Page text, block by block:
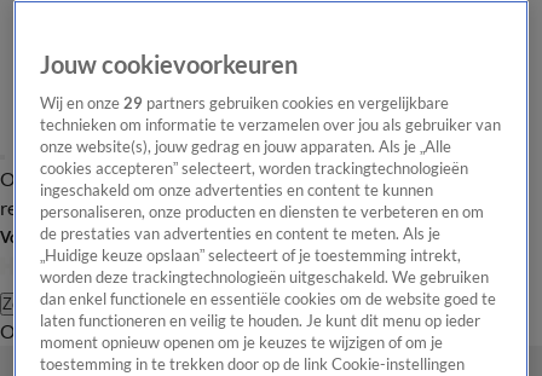
Overzicht Laatste nieuws Regionieuws Het beste van Hart
Tip de
redactie
Volg Hart van Nederland
Zoeken
OverzichtRegioUitzendingenWeerTip de redactiePanelVideo's
Jouw cookievoorkeuren
Wij en onze29 partners gebruiken cookies en vergelijkbare
technieken om informatie te verzamelen over jou als gebruiker van
onze website(s), jouw gedrag en jouw apparaten. Als je „Alle
cookies accepteren” selecteert, worden trackingtechnologieën
ingeschakeld om onze advertenties en content te kunnen
personaliseren, onze producten en diensten te verbeteren en om
de prestaties van advertenties en content te meten. Als je
„Huidige keuze opslaan” selecteert of je toestemming intrekt,
worden deze trackingtechnologieën uitgeschakeld. We gebruiken
dan enkel functionele en essentiële cookies om de website goed te
laten functioneren en veilig te houden. Je kunt dit menu op ieder
moment opnieuw openen om je keuzes te wijzigen of om je
toestemming in te trekken door op de link Cookie-instellingen